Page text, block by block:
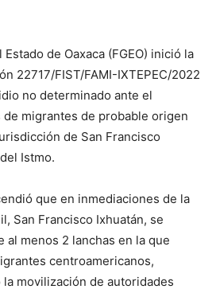
de Oaxaca (FGEO) inició la
22717/FIST/FAMI-IXTEPEC/2022
no determinado ante el
migrantes de probable origen
de San Francisco
Istmo.
que en inmediaciones de la
San Francisco Ixhuatán, se
al menos 2 lanchas en la que
centroamericanos,
movilización de autoridades